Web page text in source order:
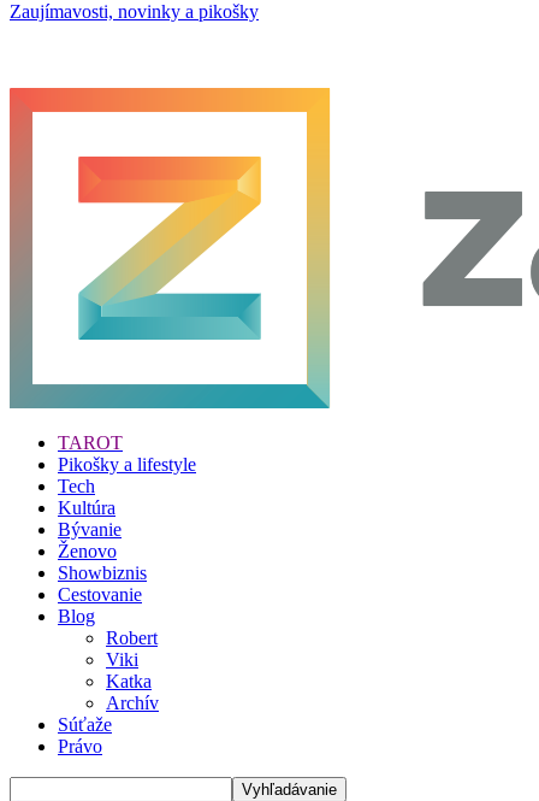
Zaujímavosti, novinky a pikošky
TAROT
Pikošky a lifestyle
Tech
Kultúra
Bývanie
Ženovo
Showbiznis
Cestovanie
Blog
Robert
Viki
Katka
Archív
Súťaže
Právo